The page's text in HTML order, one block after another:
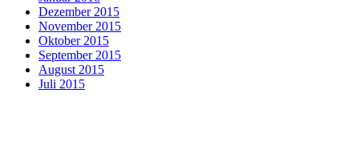
Dezember 2015
November 2015
Oktober 2015
September 2015
August 2015
Juli 2015